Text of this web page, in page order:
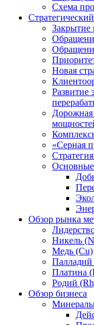
Схема
Закрытие
Новая
Развитие
Дорожная
«Серная
Обзор рынка
Никель
Медь (Cu)
Палладий
Платина
Родий
Обзор бизнеса